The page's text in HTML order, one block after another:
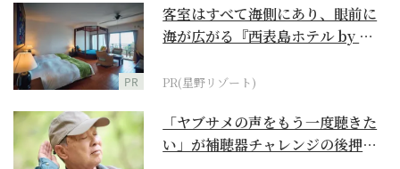
PR
客室はすべて海側にあり、眼前に
海が広がる『西表島ホテル by 星
PR(星野リゾート)
「ヤブサメの声をもう一度聴きた
い」が補聴器チャレンジの後押し